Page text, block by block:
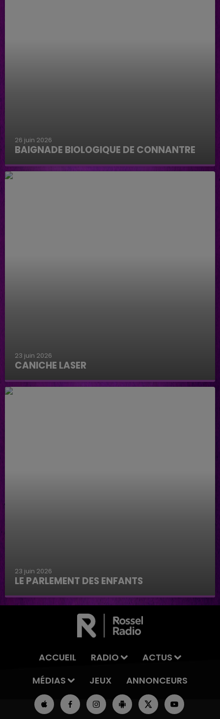
26 juin 2026
BAIGNADE BIOLOGIQUE DE CONNANTRE
Baignade biologique de Connantre
23 juin 2026
CANICHE LASER
Caniche Laser
23 juin 2026
LE PARLEMENT DES ENFANTS
Le parlement des enfants
ACCUEIL RADIO
ACTUS
MÉDIAS
JEUX ANNONCEURS